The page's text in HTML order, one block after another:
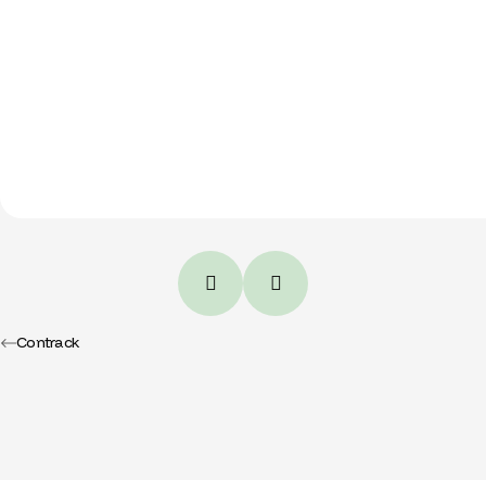
Contrack